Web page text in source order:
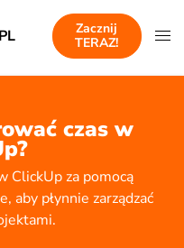
PL
Zacznij
TERAZ!
czas w
ClickUp za pomocą
aby płynnie zarządzać